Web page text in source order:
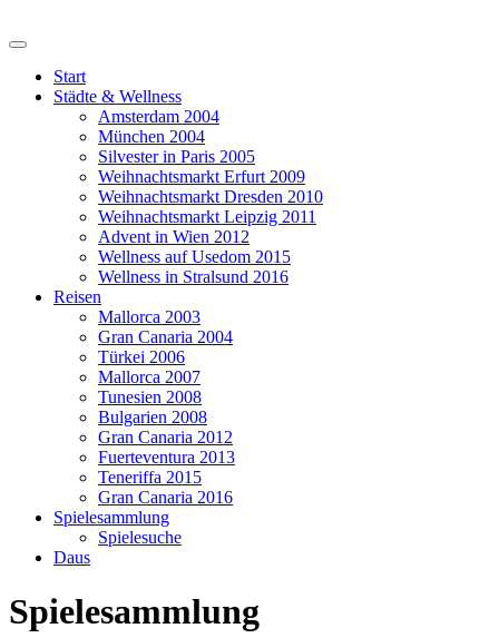
Start
Städte & Wellness
Amsterdam 2004
München 2004
Silvester in Paris 2005
Weihnachtsmarkt Erfurt 2009
Weihnachtsmarkt Dresden 2010
Weihnachtsmarkt Leipzig 2011
Advent in Wien 2012
Wellness auf Usedom 2015
Wellness in Stralsund 2016
Reisen
Mallorca 2003
Gran Canaria 2004
Türkei 2006
Mallorca 2007
Tunesien 2008
Bulgarien 2008
Gran Canaria 2012
Fuerteventura 2013
Teneriffa 2015
Gran Canaria 2016
Spielesammlung
Spielesuche
Daus
Spielesammlung